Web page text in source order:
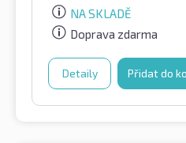
NA SKLADĚ
Doprava zdarma
Detaily Přidat do